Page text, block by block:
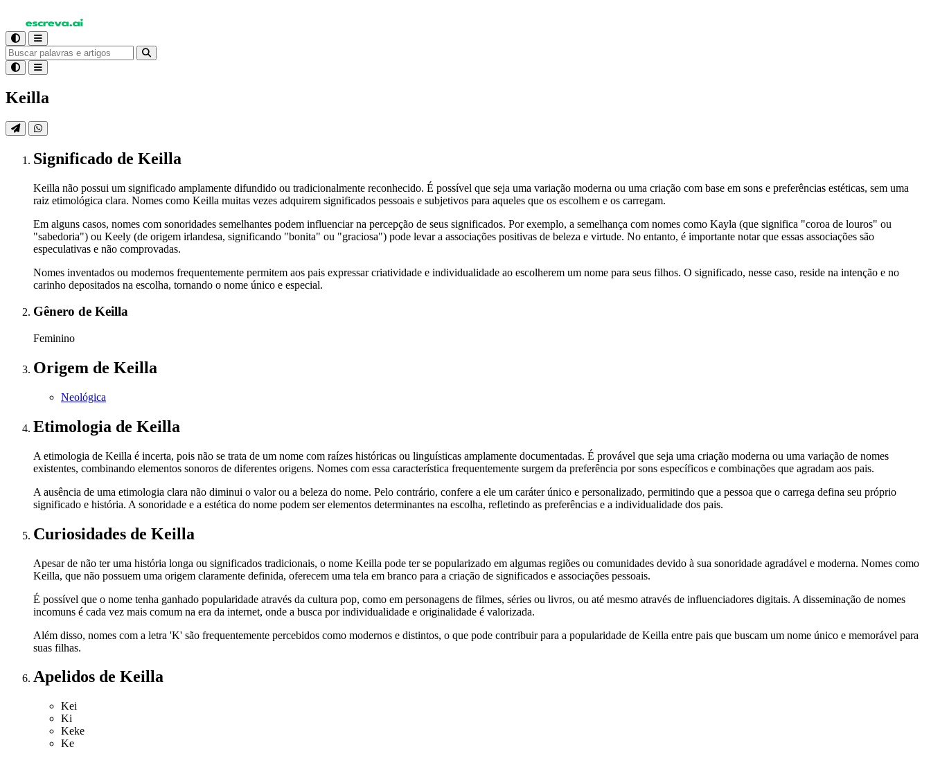
Keilla
Significado de Keilla
Keilla não possui um significado amplamente difundido ou tradicionalmente reconhecido. É possível que seja uma variação moderna ou uma criação com base em sons e preferências estéticas, sem uma
raiz etimológica clara. Nomes como Keilla muitas vezes adquirem significados pessoais e subjetivos para aqueles que os escolhem e os carregam.
Em alguns casos, nomes com sonoridades semelhantes podem influenciar na percepção de seus significados. Por exemplo, a semelhança com nomes como Kayla (que significa "coroa de louros" ou
"sabedoria") ou Keely (de origem irlandesa, significando "bonita" ou "graciosa") pode levar a associações positivas de beleza e virtude. No entanto, é importante notar que essas associações são
especulativas e não comprovadas.
Nomes inventados ou modernos frequentemente permitem aos pais expressar criatividade e individualidade ao escolherem um nome para seus filhos. O significado, nesse caso, reside na intenção e no
carinho depositados na escolha, tornando o nome único e especial.
Gênero de Keilla
Feminino
Origem de Keilla
Neológica
Etimologia de Keilla
A etimologia de Keilla é incerta, pois não se trata de um nome com raízes históricas ou linguísticas amplamente documentadas. É provável que seja uma criação moderna ou uma variação de nomes
existentes, combinando elementos sonoros de diferentes origens. Nomes com essa característica frequentemente surgem da preferência por sons específicos e combinações que agradam aos pais.
A ausência de uma etimologia clara não diminui o valor ou a beleza do nome. Pelo contrário, confere a ele um caráter único e personalizado, permitindo que a pessoa que o carrega defina seu próprio
significado e história. A sonoridade e a estética do nome podem ser elementos determinantes na escolha, refletindo as preferências e a individualidade dos pais.
Curiosidades de Keilla
Apesar de não ter uma história longa ou significados tradicionais, o nome Keilla pode ter se popularizado em algumas regiões ou comunidades devido à sua sonoridade agradável e moderna. Nomes como
Keilla, que não possuem uma origem claramente definida, oferecem uma tela em branco para a criação de significados e associações pessoais.
É possível que o nome tenha ganhado popularidade através da cultura pop, como em personagens de filmes, séries ou livros, ou até mesmo através de influenciadores digitais. A disseminação de nomes
incomuns é cada vez mais comum na era da internet, onde a busca por individualidade e originalidade é valorizada.
Além disso, nomes com a letra 'K' são frequentemente percebidos como modernos e distintos, o que pode contribuir para a popularidade de Keilla entre pais que buscam um nome único e memorável para
suas filhas.
Apelidos de Keilla
Kei
Ki
Keke
Ke